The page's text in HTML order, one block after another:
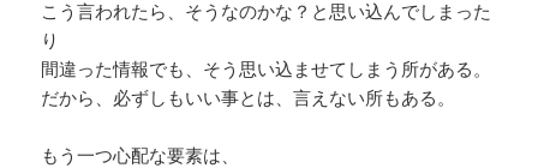
こう言われたら、そうなのかな？と思い込んでしまった
り
間違った情報でも、そう思い込ませてしまう所がある。
だから、必ずしもいい事とは、言えない所もある。
もう一つ心配な要素は、